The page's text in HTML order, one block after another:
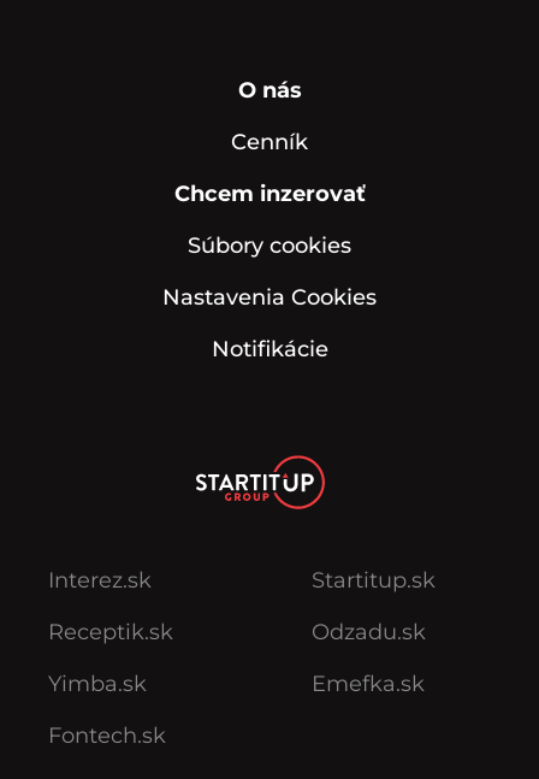
O nás
Cenník
Chcem inzerovať
Súbory cookies
Nastavenia Cookies
Notifikácie
Interez.sk
Receptik.sk
Yimba.sk
Fontech.sk
Startitup.sk
Odzadu.sk
Emefka.sk